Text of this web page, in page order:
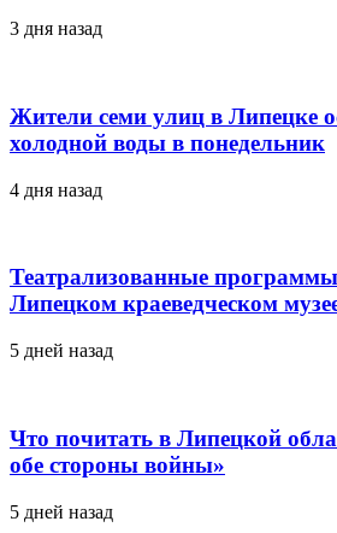
3 дня назад
Жители семи улиц в Липецке
холодной воды в понедельник
4 дня назад
Театрализованные программы
Липецком краеведческом
5 дней назад
Что почитать в Липецкой
обе стороны войны»
5 дней назад